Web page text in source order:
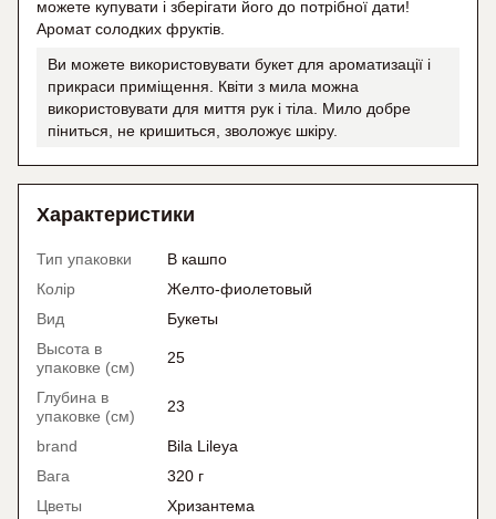
можете купувати і зберігати його до потрібної дати!
Аромат солодких фруктів.
Ви можете використовувати букет для ароматизації і
прикраси приміщення. Квіти з мила можна
використовувати для миття рук і тіла. Мило добре
піниться, не кришиться, зволожує шкіру.
Характеристики
Тип упаковки
В кашпо
Колір
Желто-фиолетовый
Вид
Букеты
Высота в
упаковке (см)
25
Глубина в
упаковке (см)
23
brand
Bila Lileya
Вага
320 г
Цветы
Хризантема